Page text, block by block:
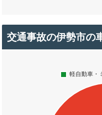
交通事故の伊勢市の